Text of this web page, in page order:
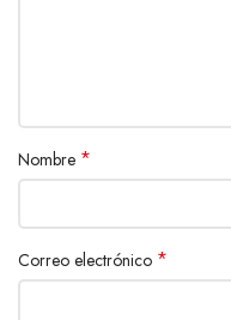
Nombre *
Correo electrónico *